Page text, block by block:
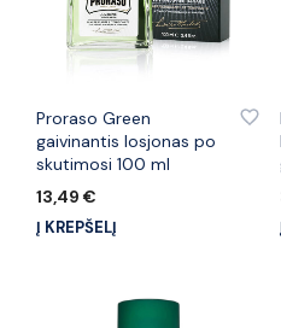
Proraso Green
gaivinantis losjonas po
skutimosi 100 ml
13,49 €
Į KREPŠELĮ